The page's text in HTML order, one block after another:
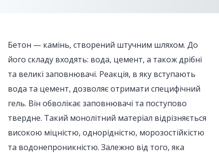
Бетон — камінь, створений штучним шляхом. До
його складу входять: вода, цемент, а також дрібні
та великі заповнювачі. Реакція, в яку вступають
вода та цемент, дозволяє отримати специфічний
гель. Він обволікає заповнювачі та поступово
твердне. Такий монолітний матеріал відрізняється
високою міцністю, однорідністю, морозостійкістю
та водонепроникністю. Залежно від того, яка